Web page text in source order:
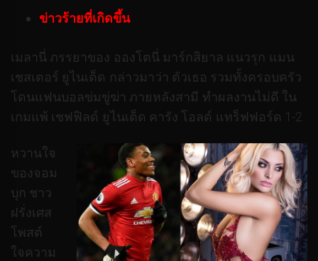
ข่าวร้ายที่เกิดขึ้น
เมลานี่ ภรรยาของ อองโตนี่ มาร์กสิยาล แนวรุก แมน
เชสเตอร์ ยูไนเต็ด กล่าวมาว่า ตัวเธอ รวมทั้งครอบครัว
โดนแฟนบอลข่มขู่ฆ่า ภายหลังสามี ทำผลงานไม่ดี ใน
เกมแพ้ เชฟฟิลด์ ยูไนเต็ด คารัง โอลด์ แทร็ฟฟอร์ด 1-2
หวานใจ
ของจอม
บุก ชาว
ฝรั่งเศส
โพสต์
ใจความ